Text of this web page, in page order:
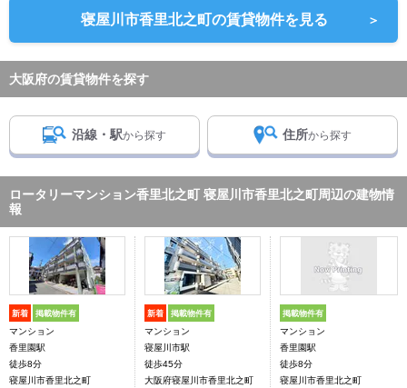
寝屋川市香里北之町の賃貸物件を見る ＞
大阪府の賃貸物件を探す
沿線・駅から探す 住所から探す
ロータリーマンション香里北之町 寝屋川市香里北之町周辺の建物情
報
新着 掲載物件有
マンション
香里園駅
徒歩8分
寝屋川市香里北之町
新着 掲載物件有
マンション
寝屋川市駅
徒歩45分
大阪府寝屋川市香里北之町
掲載物件有
マンション
香里園駅
徒歩8分
寝屋川市香里北之町